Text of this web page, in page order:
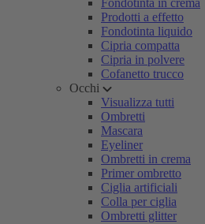
Fondotinta in crema
Prodotti a effetto
Fondotinta liquido
Cipria compatta
Cipria in polvere
Cofanetto trucco
Occhi
Visualizza tutti
Ombretti
Mascara
Eyeliner
Ombretti in crema
Primer ombretto
Ciglia artificiali
Colla per ciglia
Ombretti glitter